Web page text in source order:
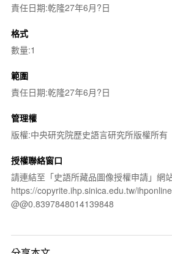
責任日期:乾隆27年6月?日
格式
數量:1
範圍
責任日期:乾隆27年6月?日
管理權
版權:中央研究院歷史語言研究所版權所有
授權聯絡窗口
請連結至「史語所藏品圖像授權申請」網
https://copyrite.ihp.sinica.edu.tw/
@@0.8397848014139848